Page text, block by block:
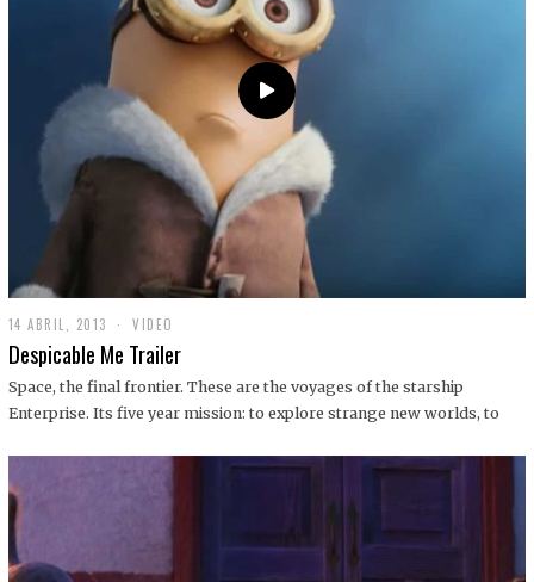
14 ABRIL, 2013
9
D
C
I
1
VIDEO
Despicable Me Trailer
Space, the final frontier. These are the voyages of the starship
Enterprise. Its five year mission: to explore strange new worlds, to